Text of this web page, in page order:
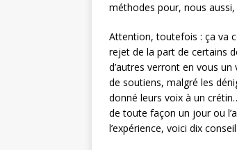
méthodes pour, nous
Attention, toutefois : ça va
rejet de la part de certains
d’autres verront en vous
de soutiens, malgré les
donné leurs voix à un
de toute façon un jour ou
l’expérience, voici dix